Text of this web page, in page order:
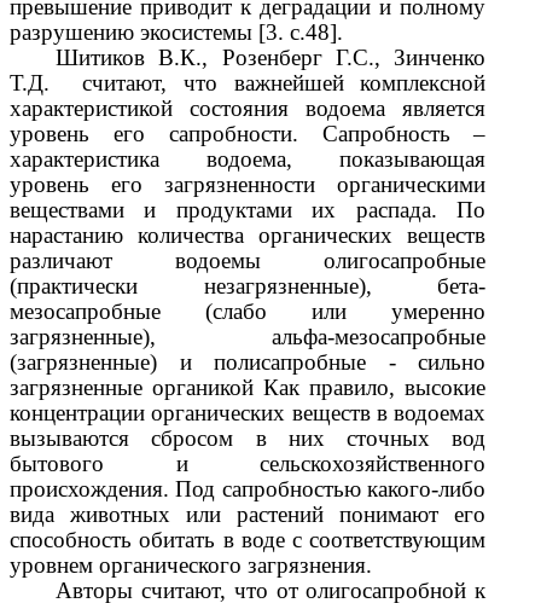
превышение приводит к деградации и полному
разрушению экосистемы [3. с.48].
Шитиков В.К., Розенберг Г.С., Зинченко
Т.Д. считают, что важнейшей комплексной
характеристикой состояния водоема является
уровень его сапробности. Сапробность –
характеристика водоема, показывающая
уровень его загрязненности органическими
веществами и продуктами их распада. По
нарастанию количества органических веществ
различают водоемы олигосапробные
(практически незагрязненные), бета-
мезосапробные (слабо или умеренно
загрязненные), альфа-мезосапробные
(загрязненные) и полисапробные - сильно
загрязненные органикой Как правило, высокие
концентрации органических веществ в водоемах
вызываются сбросом в них сточных вод
бытового и сельскохозяйственного
происхождения. Под сапробностью какого-либо
вида животных или растений понимают его
способность обитать в воде с соответствующим
уровнем органического загрязнения.
Авторы считают, что от олигосапробной к